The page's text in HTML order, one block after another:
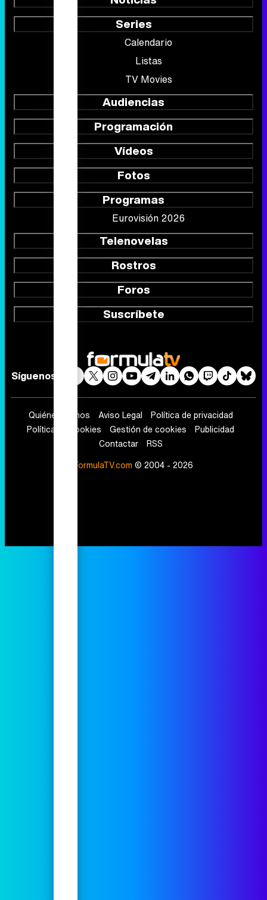
Series
Calendario
Listas
TV Movies
Audiencias
Programación
Vídeos
Fotos
Programas
Eurovisión 2026
Telenovelas
Rostros
Foros
Suscríbete
Síguenos
Quiénes somos Aviso Legal
Política de privacidad
Política de cookies
Gestión de cookies
Publicidad
Contactar
RSS
FormulaTV.com © 2004 - 2026